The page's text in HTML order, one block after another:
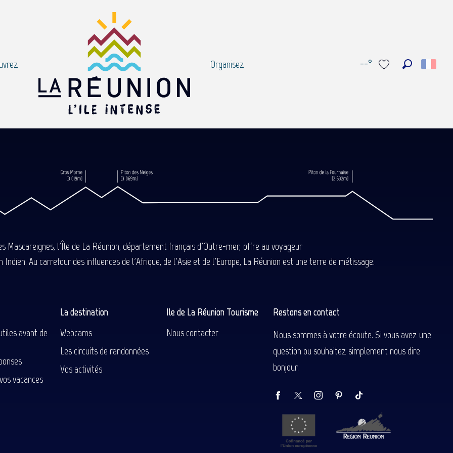
--°
Organisez
Mascareignes, l'Île de La Réunion, département français d'Outre-mer, offre au voyageur
Au carrefour des influences de l'Afrique, de l'Asie et de l'Europe, La Réunion est une terre de métissage.
avant de
vacances
La destination
Webcams
Les circuits de randonnées
Vos activités
Ile de La Réunion Tourisme
Nous contacter
Restons en contact
Nous sommes à votre écoute. Si vous avez une
question ou souhaitez simplement nous dire
bonjour.